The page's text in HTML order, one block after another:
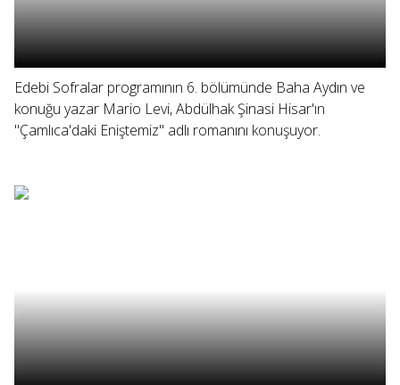
Edebi Sofralar programının 6. bölümünde Baha Aydın ve
konuğu yazar Mario Levi, Abdülhak Şinasi Hisar'ın
"Çamlıca'daki Eniştemiz" adlı romanını konuşuyor.